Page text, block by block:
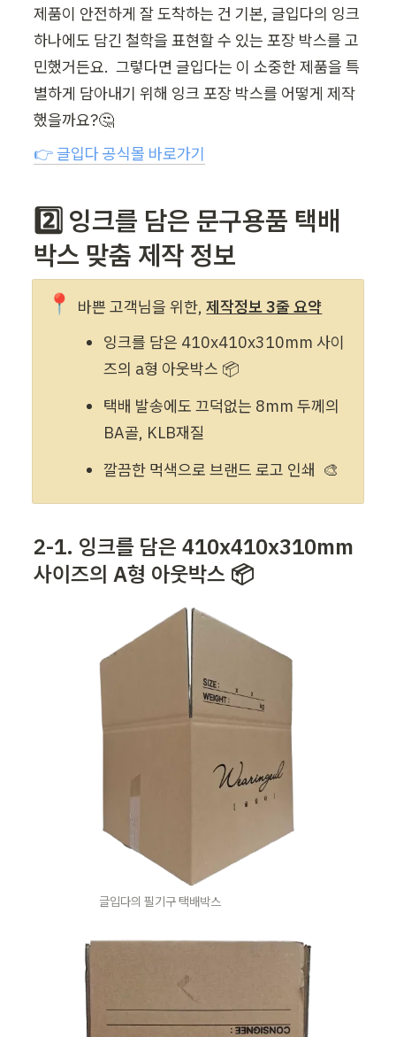
제품이 안전하게 잘 도착하는 건 기본, 글입다의 잉크
하나에도 담긴 철학을 표현할 수 있는 포장 박스를 고
민했거든요.  그렇다면 글입다는 이 소중한 제품을 특
별하게 담아내기 위해 잉크 포장 박스를 어떻게 제작
했을까요?🤔
👉 글입다 공식몰 바로가기
2️⃣ 잉크를 담은 문구용품 택배
박스 맞춤 제작 정보
📍 바쁜 고객님을 위한, 제작정보 3줄 요약
잉크를 담은 410x410x310mm 사이
즈의 a형 아웃박스 📦
택배 발송에도 끄덕없는 8mm 두께의
BA골, KLB재질
깔끔한 먹색으로 브랜드 로고 인쇄  🎨
2-1. 잉크를 담은 410x410x310mm
사이즈의 A형 아웃박스 📦
글입다의 필기구 택배박스